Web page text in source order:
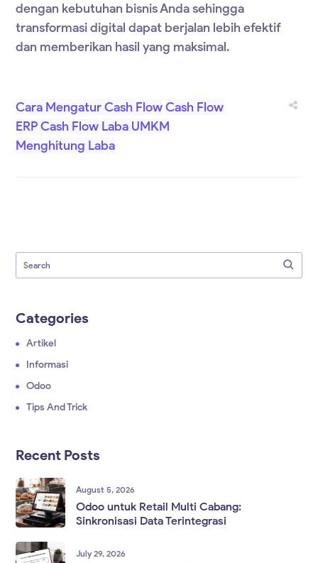
dengan kebutuhan bisnis Anda sehingga
transformasi digital dapat berjalan lebih efektif
dan memberikan hasil yang maksimal.
Cara Mengatur Cash Flow Cash Flow
ERP Cash Flow Laba UMKM
Menghitung Laba
Categories
Artikel
Informasi
Odoo
Tips And Trick
Recent Posts
August 5, 2026
Odoo untuk Retail Multi Cabang:
Sinkronisasi Data Terintegrasi
July 29, 2026